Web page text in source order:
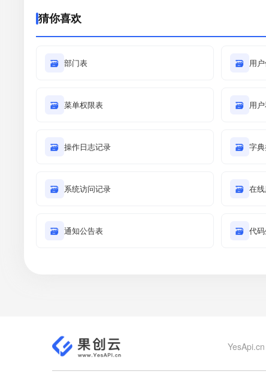
猜你喜欢
🗃 部门表 🗃 用
🗃 菜单权限表 🗃 用
🗃 操作日志记录 🗃 字
🗃 系统访问记录 🗃 在
🗃 通知公告表 🗃 代